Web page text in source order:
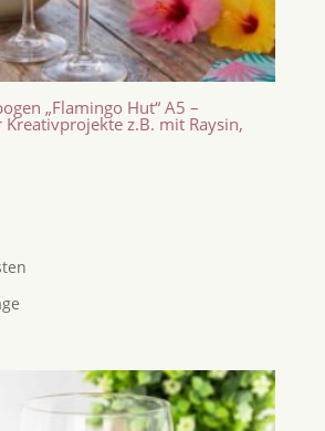
„Flamingo Hut“ A5 –
z.B. mit Raysin,